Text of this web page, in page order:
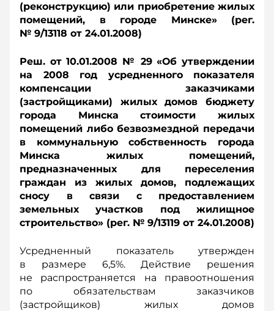
(реконструкцию) или приобретение жилых
помещений, в городе Минске» (рег.
№ 9/13118 от 24.01.2008)
Реш. от 10.01.2008 № 29 «Об утверждении
на 2008 год усредненного показателя
компенсации заказчиками
(застройщиками) жилых домов бюджету
города Минска стоимости жилых
помещений либо безвозмездной передачи
в коммунальную собственность города
Минска жилых помещений,
предназначенных для переселения
граждан из жилых домов, подлежащих
сносу в связи с предоставлением
земельных участков под жилищное
строительство» (рег. № 9/13119 от 24.01.2008)
Усредненный показатель утвержден
в размере 6,5%. Действие решения
не распространяется на правоотношения
по обязательствам заказчиков
(застройщиков) жилых домов